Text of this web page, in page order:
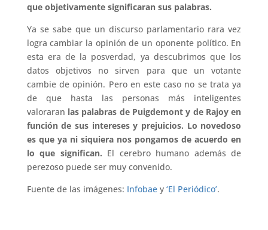
que objetivamente significaran sus palabras.
Ya se sabe que un discurso parlamentario rara vez
logra cambiar la opinión de un oponente político. En
esta era de la posverdad, ya descubrimos que los
datos objetivos no sirven para que un votante
cambie de opinión. Pero en este caso no se trata ya
de que hasta las personas más inteligentes
valoraran las palabras de Puigdemont y de Rajoy en
función de sus intereses y prejuicios. Lo novedoso
es que ya ni siquiera nos pongamos de acuerdo en
lo que significan. El cerebro humano además de
perezoso puede ser muy convenido.
Fuente de las imágenes: Infobaey ‘El Periódico’.